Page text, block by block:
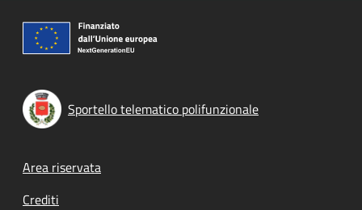
Sportello telematico polifunzionale
Footer menu
Area riservata
Crediti